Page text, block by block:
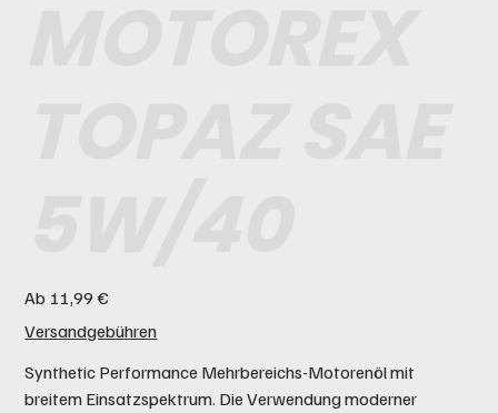
Ab Preis
11,99 €
Versandgebühren
Synthetic Performance Mehrbereichs-Motorenöl mit
breitem Einsatzspektrum. Die Verwendung moderner